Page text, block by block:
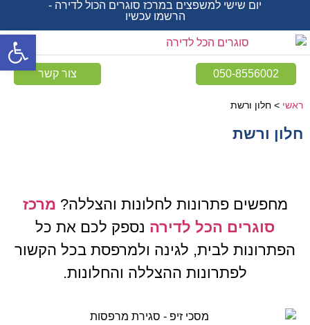
יום שישי למשפצים במרכז סוגרים הכול לדירה -
הרשמו עכשיו
050-8556002 צור קשר
ראשי > חלון ורשת
חלון ורשת
מחפשים פתרונות לחלונות והצללה? מרכז
סוגרים הכל לדירה נספק לכם את כל
הפתרונות לבית, לגינה ולמרפסת בכל הקשור
לפתרונות ההצללה והחלונות.
פתח